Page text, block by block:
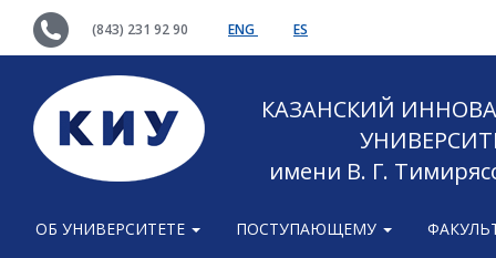
(843) 231 92 90 ENG ES
КАЗАНСКИЙ
имени В. Г.
ОБ УНИВЕРСИТЕТЕ ПОСТУПАЮЩЕМУ